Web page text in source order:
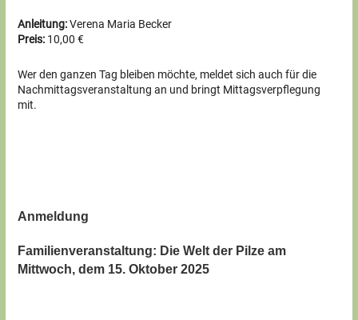
Anleitung:Verena Maria Becker
Preis: 10,00 €
Wer den ganzen Tag bleiben möchte, meldet sich auch für die
Nachmittagsveranstaltung an und bringt Mittagsverpflegung
mit.
Anmeldung
Familienveranstaltung: Die Welt der Pilze am
Mittwoch, dem 15. Oktober 2025